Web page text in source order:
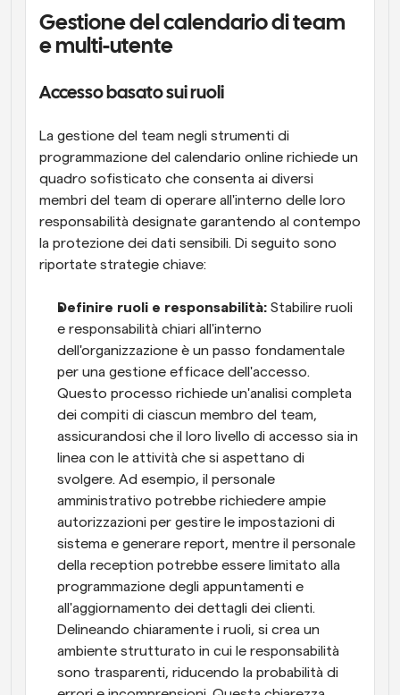
Gestione del calendario di team
e multi-utente
Accesso basato sui ruoli
La gestione del team negli strumenti di
programmazione del calendario online richiede un
quadro sofisticato che consenta ai diversi
membri del team di operare all'interno delle loro
responsabilità designate garantendo al contempo
la protezione dei dati sensibili. Di seguito sono
riportate strategie chiave:
Definire ruoli e responsabilità: Stabilire ruoli
e responsabilità chiari all'interno
dell'organizzazione è un passo fondamentale
per una gestione efficace dell'accesso.
Questo processo richiede un'analisi completa
dei compiti di ciascun membro del team,
assicurandosi che il loro livello di accesso sia in
linea con le attività che si aspettano di
svolgere. Ad esempio, il personale
amministrativo potrebbe richiedere ampie
autorizzazioni per gestire le impostazioni di
sistema e generare report, mentre il personale
della reception potrebbe essere limitato alla
programmazione degli appuntamenti e
all'aggiornamento dei dettagli dei clienti.
Delineando chiaramente i ruoli, si crea un
ambiente strutturato in cui le responsabilità
sono trasparenti, riducendo la probabilità di